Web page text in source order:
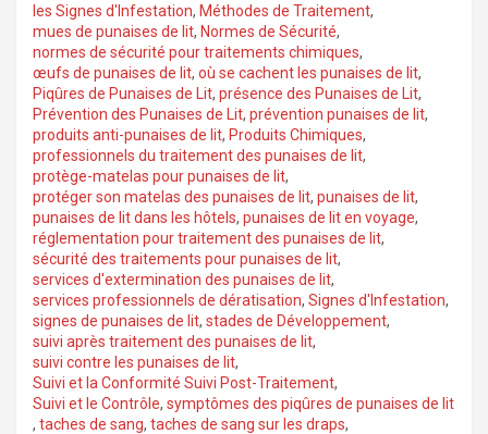
les Signes d'Infestation, Méthodes de Traitement,
mues de punaises de lit, Normes de Sécurité,
normes de sécurité pour traitements chimiques,
œufs de punaises de lit, où se cachent les punaises de lit,
Piqûres de Punaises de Lit, présence des Punaises de Lit,
Prévention des Punaises de Lit, prévention punaises de lit,
produits anti-punaises de lit, Produits Chimiques,
professionnels du traitement des punaises de lit,
protège-matelas pour punaises de lit,
protéger son matelas des punaises de lit, punaises de lit,
punaises de lit dans les hôtels, punaises de lit en voyage,
réglementation pour traitement des punaises de lit,
sécurité des traitements pour punaises de lit,
services d'extermination des punaises de lit,
services professionnels de dératisation, Signes d'Infestation,
signes de punaises de lit, stades de Développement,
suivi après traitement des punaises de lit,
suivi contre les punaises de lit,
Suivi et la Conformité Suivi Post-Traitement,
Suivi et le Contrôle, symptômes des piqûres de punaises de lit
, taches de sang, taches de sang sur les draps,